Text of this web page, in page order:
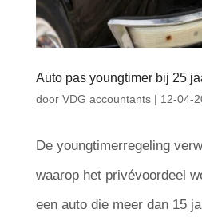
Auto pas youngtimer bij 25
door VDG accountants| 12-04-
De youngtimerregeling
waarop het privévoordeel
een auto die meer dan 15